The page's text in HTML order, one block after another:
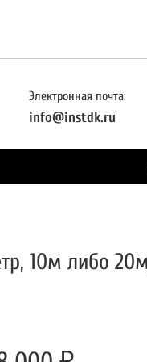
Электронная почта:
info@instdk.ru
10м либо